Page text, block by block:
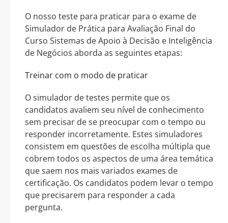
O nosso teste para praticar para o exame de
Simulador de Prática para Avaliação Final do
Curso Sistemas de Apoio à Decisão e Inteligência
de Negócios aborda as seguintes etapas:
Treinar com o modo de praticar
O simulador de testes permite que os
candidatos avaliem seu nível de conhecimento
sem precisar de se preocupar com o tempo ou
responder incorretamente. Estes simuladores
consistem em questões de escolha múltipla que
cobrem todos os aspectos de uma área temática
que saem nos mais variados exames de
certificação. Os candidatos podem levar o tempo
que precisarem para responder a cada
pergunta.